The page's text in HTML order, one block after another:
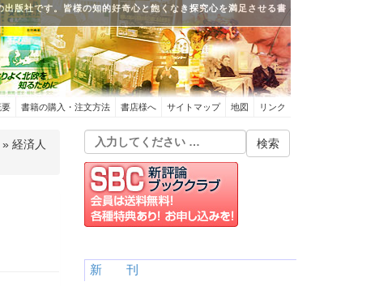
版社です。皆様の知的好奇心と飽くなき探究心を満足させる書
要 書籍の購入・注文方法 書店様へ サイトマップ 地図 リンク
» 経済人
新 刊